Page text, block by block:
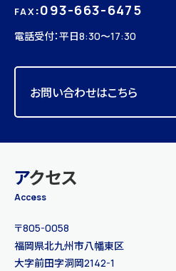
FAX:093-663-6475
電話受付：平日8:30〜17:30
お問い合わせはこちら
アクセス
Access
〒805-0058
福岡県北九州市八幡東区
大字前田字洞岡2142-1